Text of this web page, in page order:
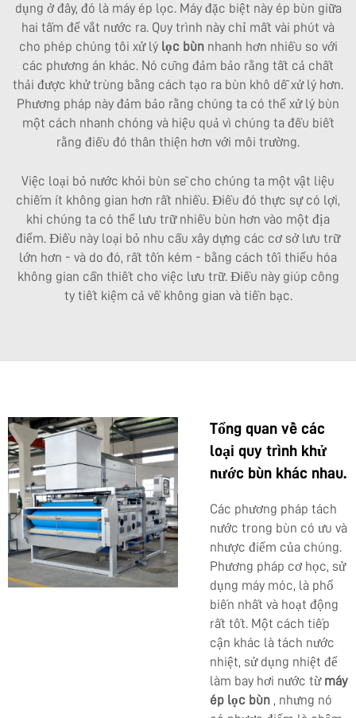
dụng ở đây, đó là máy ép lọc. Máy đặc biệt này ép bùn giữa
hai tấm để vắt nước ra. Quy trình này chỉ mất vài phút và
cho phép chúng tôi xử lý lọc bùn nhanh hơn nhiều so với
các phương án khác. Nó cũng đảm bảo rằng tất cả chất
thải được khử trùng bằng cách tạo ra bùn khô dễ xử lý hơn.
Phương pháp này đảm bảo rằng chúng ta có thể xử lý bùn
một cách nhanh chóng và hiệu quả vì chúng ta đều biết
rằng điều đó thân thiện hơn với môi trường.
Việc loại bỏ nước khỏi bùn sẽ cho chúng ta một vật liệu
chiếm ít không gian hơn rất nhiều. Điều đó thực sự có lợi,
khi chúng ta có thể lưu trữ nhiều bùn hơn vào một địa
điểm. Điều này loại bỏ nhu cầu xây dựng các cơ sở lưu trữ
lớn hơn - và do đó, rất tốn kém - bằng cách tối thiểu hóa
không gian cần thiết cho việc lưu trữ. Điều này giúp công
ty tiết kiệm cả về không gian và tiền bạc.
Tổng quan về các
loại quy trình khử
nước bùn khác nhau.
Các phương pháp tách
nước trong bùn có ưu và
nhược điểm của chúng.
Phương pháp cơ học, sử
dụng máy móc, là phổ
biến nhất và hoạt động
rất tốt. Một cách tiếp
cận khác là tách nước
nhiệt, sử dụng nhiệt để
làm bay hơi nước từ máy
ép lọc bùn , nhưng nó